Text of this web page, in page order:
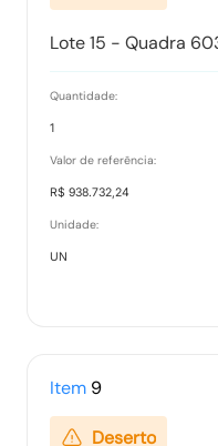
Lote 15 - Quadra
Quantidade:
1
Valor de referência:
R$ 938.732,24
Unidade:
UN
Item 9
Deserto